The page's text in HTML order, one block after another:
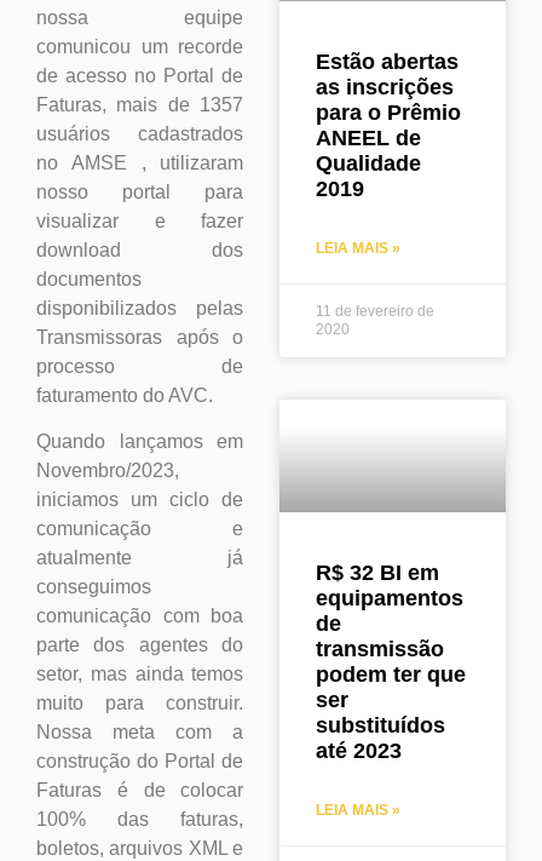
nossa equipe
comunicou um recorde
de acesso no Portal de
Faturas, mais de 1357
usuários cadastrados
no AMSE , utilizaram
nosso portal para
visualizar e fazer
download dos
documentos
disponibilizados pelas
Transmissoras após o
processo de
faturamento do AVC.
Quando lançamos em
Novembro/2023,
iniciamos um ciclo de
comunicação e
atualmente já
conseguimos
comunicação com boa
parte dos agentes do
setor, mas ainda temos
muito para construir.
Nossa meta com a
construção do Portal de
Faturas é de colocar
100% das faturas,
boletos, arquivos XML e
Estão abertas
as inscrições
para o Prêmio
ANEEL de
Qualidade
2019
LEIA MAIS »
11 de fevereiro de
2020
R$ 32 BI em
equipamentos
de
transmissão
podem ter que
ser
substituídos
até 2023
LEIA MAIS »